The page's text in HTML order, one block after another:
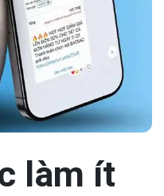
làm ít